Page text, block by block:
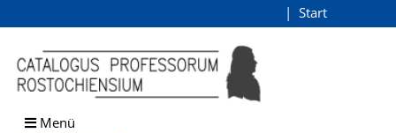
Browsen
direkt zum Inhalt
Start
Menü